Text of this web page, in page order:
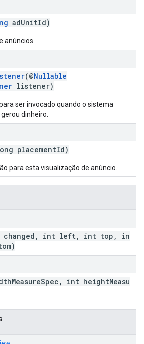
adUnitId)
anúncios.
(@Nullable
listener)
ser invocado quando o sistema
dinheiro.
placementId)
para esta visualização de anúncio.
changed, int left, int top, in
int heightMeasu